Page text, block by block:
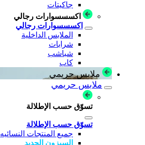
جاكيتات
اكسسسوارات رجالي
اكسسسوارات رجالي
الملابس الداخلية
شرابات
شباشب
كاب
ملابس حريمي
ملابس حريمي
تسوّق حسب الإطلالة
تسوّق حسب الإطلالة
جميع المنتجات النسائيه
السيزون الجديد